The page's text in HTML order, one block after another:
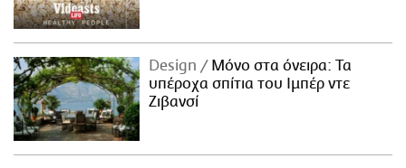
Design
Μόνο στα όνειρα: Τα
υπέροχα σπίτια του Ιμπέρ ντε
Ζιβανσί